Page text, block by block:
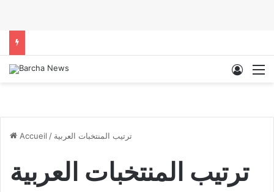
Accueil / ترتيب المنتخبات العربية
ترتيب المنتخبات العربية